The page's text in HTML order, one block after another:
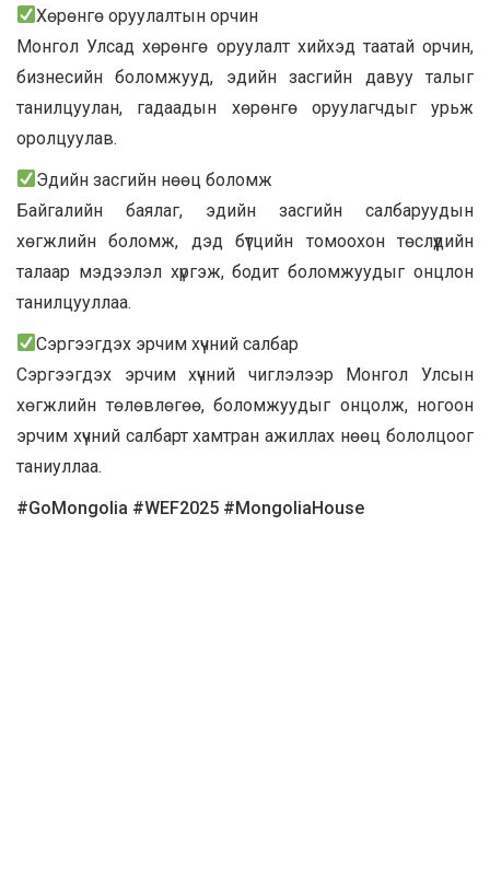
Хөрөнгө оруулалтын орчин
Монгол Улсад хөрөнгө оруулалт хийхэд таатай орчин,
бизнесийн боломжууд, эдийн засгийн давуу талыг
танилцуулан, гадаадын хөрөнгө оруулагчдыг урьж
оролцуулав.
Эдийн засгийн нөөц боломж
Байгалийн баялаг, эдийн засгийн салбаруудын
хөгжлийн боломж, дэд бүтцийн томоохон төслүүдийн
талаар мэдээлэл хүргэж, бодит боломжуудыг онцлон
танилцууллаа.
Сэргээгдэх эрчим хүчний салбар
Сэргээгдэх эрчим хүчний чиглэлээр Монгол Улсын
хөгжлийн төлөвлөгөө, боломжуудыг онцолж, ногоон
эрчим хүчний салбарт хамтран ажиллах нөөц бололцоог
таниуллаа.
#GoMongolia #WEF2025 #MongoliaHouse